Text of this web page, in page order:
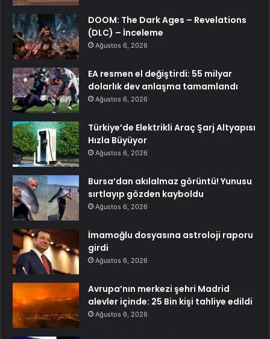
DOOM: The Dark Ages – Revelations
(DLC) – İnceleme
Ağustos 6, 2026
EA resmen el değiştirdi: 55 milyar
dolarlık dev anlaşma tamamlandı
Ağustos 6, 2026
Türkiye’de Elektrikli Araç Şarj Altyapısı
Hızla Büyüyor
Ağustos 6, 2026
Bursa’dan akılalmaz görüntü! Yunusu
sırtlayıp gözden kayboldu
Ağustos 6, 2026
İmamoğlu dosyasına astroloji raporu
girdi
Ağustos 6, 2026
Avrupa’nın merkezi şehri Madrid
alevler içinde: 25 Bin kişi tahliye edildi
Ağustos 6, 2026